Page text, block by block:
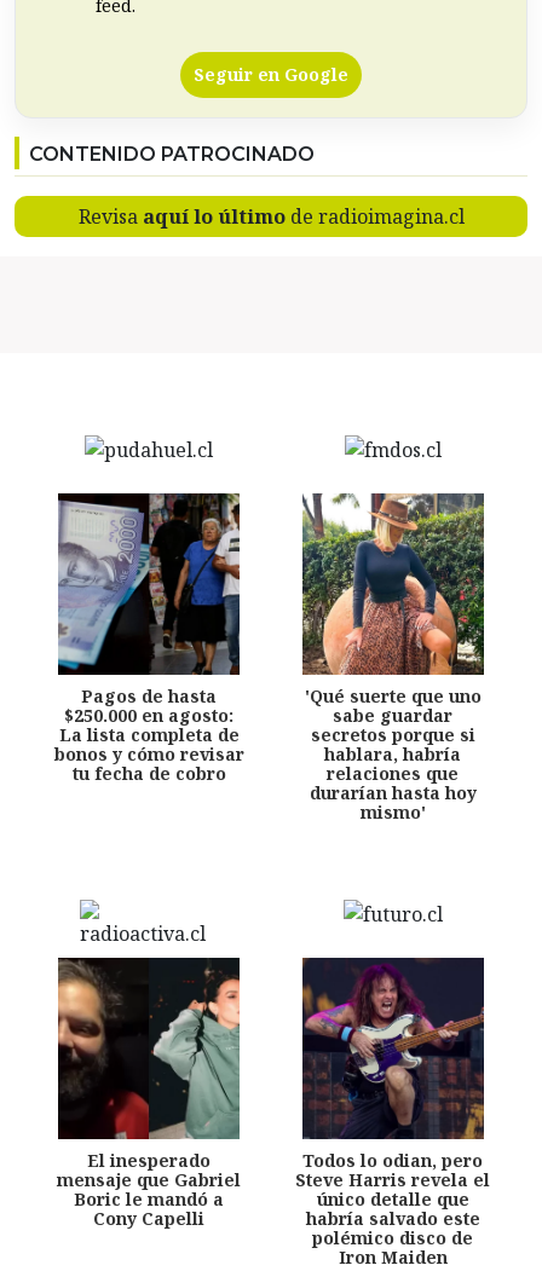
feed.
Seguir en Google
CONTENIDO PATROCINADO
Revisa aquí lo últimode radioimagina.cl
Pagos de hasta
$250.000 en agosto:
La lista completa de
bonos y cómo revisar
tu fecha de cobro
'Qué suerte que uno
sabe guardar
secretos porque si
hablara, habría
relaciones que
durarían hasta hoy
mismo'
El inesperado
mensaje que Gabriel
Boric le mandó a
Cony Capelli
Todos lo odian, pero
Steve Harris revela el
único detalle que
habría salvado este
polémico disco de
Iron Maiden